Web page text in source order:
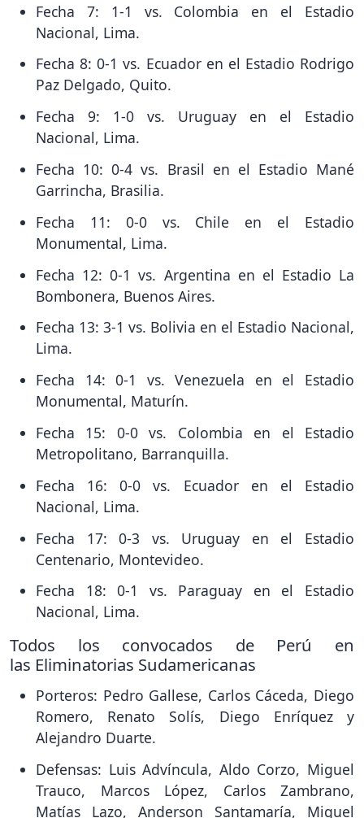
Fecha 7: 1-1 vs. Colombia en el Estadio
Nacional, Lima.
Fecha 8: 0-1 vs. Ecuador en el Estadio Rodrigo
Paz Delgado, Quito.
Fecha 9: 1-0 vs. Uruguay en el Estadio
Nacional, Lima.
Fecha 10: 0-4 vs. Brasil en el Estadio Mané
Garrincha, Brasilia.
Fecha 11: 0-0 vs. Chile en el Estadio
Monumental, Lima.
Fecha 12: 0-1 vs. Argentina en el Estadio La
Bombonera, Buenos Aires.
Fecha 13: 3-1 vs. Bolivia en el Estadio Nacional,
Lima.
Fecha 14: 0-1 vs. Venezuela en el Estadio
Monumental, Maturín.
Fecha 15: 0-0 vs. Colombia en el Estadio
Metropolitano, Barranquilla.
Fecha 16: 0-0 vs. Ecuador en el Estadio
Nacional, Lima.
Fecha 17: 0-3 vs. Uruguay en el Estadio
Centenario, Montevideo.
Fecha 18: 0-1 vs. Paraguay en el Estadio
Nacional, Lima.
Todos los convocados de Perú en
las Eliminatorias Sudamericanas
Porteros: Pedro Gallese, Carlos Cáceda, Diego
Romero, Renato Solís, Diego Enríquez y
Alejandro Duarte.
Defensas: Luis Advíncula, Aldo Corzo, Miguel
Trauco, Marcos López, Carlos Zambrano,
Matías Lazo, Anderson Santamaría, Miguel